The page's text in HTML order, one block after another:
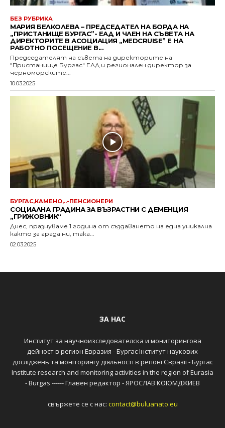
БЕЗ РУБРИКА
МАРИЯ БЕЛКОЛЕВА – ПРЕДСЕДАТЕЛ НА БОРДА НА
„ПРИСТАНИЩЕ БУРГАС”- ЕАД И ЧЛЕН НА СЪВЕТА НА
ДИРЕКТОРИТЕ В АСОЦИАЦИЯ „MEDCRUISE” Е НА
РАБОТНО ПОСЕЩЕНИЕ В...
Председателят на съвета на директорите на
"Пристанище Бургас" ЕАД и регионален директор за
черноморските...
10.03.2025
БУРГАС,КАМЕНО,..-ПЕНСИОНЕРИ
СОЦИАЛНА ГРАДИНА ЗА ВЪЗРАСТНИ С ДЕМЕНЦИЯ
„ГРИЖОВНИК“
Днес, празнуваме 1 година от създаването на една уникална
както за града ни, така...
02.03.2025
ЗА НАС
Институт за научноизследователска и мониторингова
дейност в регион Евразия - Бургас Інститут наукових
досліджень та моніторингу діяльності в регіоні Євразії - Бургас
Institute research and monitoring activities in the region of Eurasia
- Burgas ------ Главен редактор - ЯРОСЛАВ КОЮМДЖИЕВ
свържете се с нас: contact@buluanato.eu